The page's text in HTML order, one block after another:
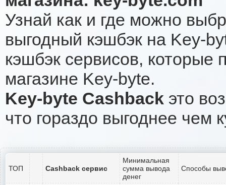
Узнай как и где можно
выгодный кэшбэк на Key-
кэшбэк сервисов, которые
магазине Key-byte.
Key-byte Cashback это
что гораздо выгоднее чем
ТОП Cashback сервис
Минимальная
сумма вывода
денег
Способы